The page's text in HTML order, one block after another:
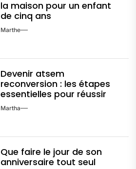
la maison pour un enfant
de cinq ans
Marthe
Devenir atsem
reconversion : les étapes
essentielles pour réussir
Martha
Que faire le jour de son
anniversaire tout seul